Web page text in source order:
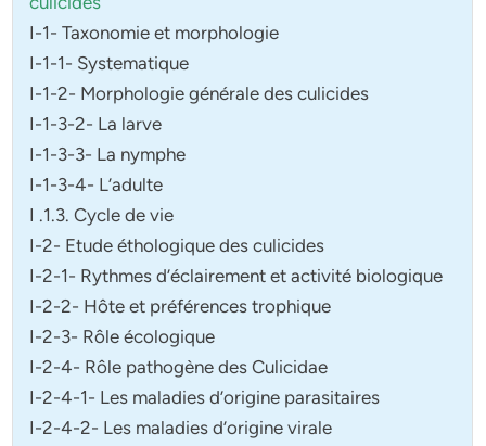
I-1- Taxonomie et morphologie
I-1-1- Systematique
I-1-2- Morphologie générale des culicides
I-1-3-2- La larve
I-1-3-3- La nymphe
I-1-3-4- L’adulte
I .1.3. Cycle de vie
I-2- Etude éthologique des culicides
I-2-1- Rythmes d’éclairement et activité biologique
I-2-2- Hôte et préférences trophique
I-2-3- Rôle écologique
I-2-4- Rôle pathogène des Culicidae
I-2-4-1- Les maladies d’origine parasitaires
I-2-4-2- Les maladies d’origine virale